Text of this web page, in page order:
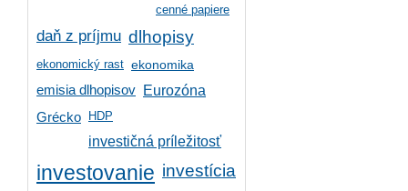
cenné papiere
daň z príjmu dlhopisy
ekonomický rast ekonomika
emisia dlhopisov
Eurozóna
Grécko HDP
investičná príležitosť
investovanie investícia